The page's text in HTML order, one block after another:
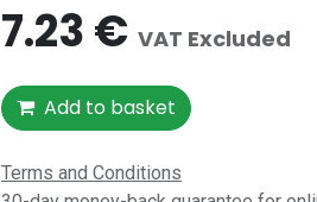
7.23€ VAT Excluded
Add to basket
Terms and Conditions